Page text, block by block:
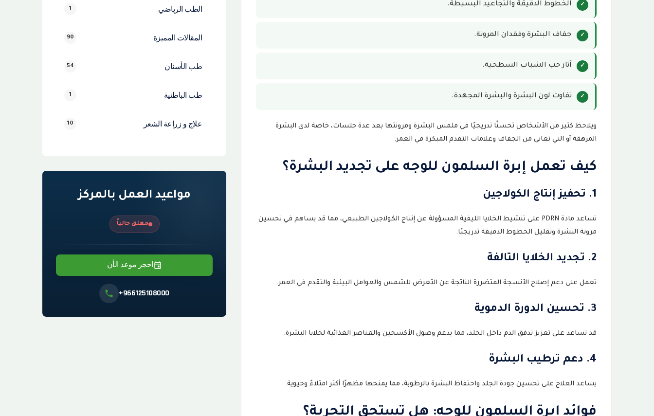
هل إبرة السلمون تنفخ الوجه؟
15 هل إبرة السلمون تفتح البشرة؟
19 متى تظهر نتائج إبرة السلمون؟
23 هل توجد موافقات طبية على إبرة السلمون؟
24 إبرة السلمون أم الفيلر أم البوتكس؟
25 إبرة السلمون أم البروفايلو؟
26 تعليمات بعد إبرة السلمون
27 الأسئلة الشائعة
28 هل إبرة السلمون مؤلمة؟
29 هل تناسب البشرة الحساسة؟
كم تدوم نتائج إبرة السلمون؟
الخطوط الدقيقة والتجاعيد البسيطة.
جفاف البشرة وفقدان المرونة.
آثار حب الشباب السطحية.
تفاوت لون البشرة والبشرة المجهدة.
ويلاحظ كثير من الأشخاص تحسنًا تدريجيًا في ملمس البشرة ومرونتها بعد عدة جلسات، خاصة لدى البشرة
المرهقة أو التي تعاني من الجفاف وعلامات التقدم المبكرة في العمر.
كيف تعمل إبرة السلمون للوجه على تجديد البشرة؟
1. تحفيز إنتاج الكولاجين
تساعد مادة PDRN على تنشيط الخلايا الليفية المسؤولة عن إنتاج الكولاجين الطبيعي، مما قد يساهم في تحسين
مرونة البشرة وتقليل الخطوط الدقيقة تدريجيًا.
2. تجديد الخلايا التالفة
تعمل على دعم إصلاح الأنسجة المتضررة الناتجة عن التعرض للشمس والعوامل البيئية والتقدم في العمر.
3. تحسين الدورة الدموية
قد تساعد على تعزيز تدفق الدم داخل الجلد، مما يدعم وصول الأكسجين والعناصر الغذائية لخلايا البشرة.
4. دعم ترطيب البشرة
يساعد العلاج على تحسين جودة الجلد واحتفاظ البشرة بالرطوبة، مما يمنحها مظهرًا أكثر امتلاءً وحيوية.
فوائد إبرة السلمون للوجه: هل تستحق التجربة؟
الطب الرياضي 1
المقالات المميزة 90
طب الأسنان 54
طب الباطنية 1
علاج و زراعة الشعر 10
مواعيد العمل بالمركز
مغلق حالياً
احجز موعد الأن
+966125108000